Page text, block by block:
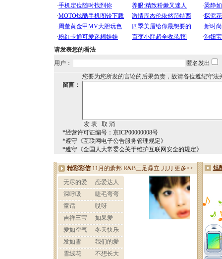
请发表您的看法
用户：
匿名发出
您要为您所发的言论的后果负责，故请各位遵纪守法
留言：
*经营许可证编号：京ICP00000008号
*遵守《互联网电子公告服务管理规定》
*遵守《全国人大常委会关于维护互联网安全的规定》